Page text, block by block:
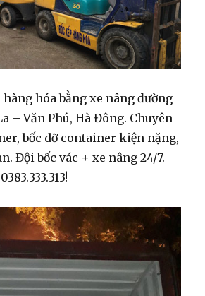
hàng hóa bằng xe nâng đường
– Văn Phú, Hà Đông. Chuyên
bốc dỡ container kiện nặng,
Đội bốc vác + xe nâng 24/7.